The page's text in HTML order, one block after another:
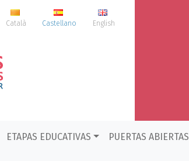
Català Castellano English
ETAPAS EDUCATIVAS PUERTAS ABIERTAS